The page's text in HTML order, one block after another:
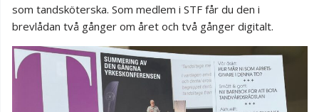
som tandsköterska. Som medlem i STF får du den i
brevlådan två gånger om året och två gånger digitalt.